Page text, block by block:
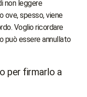
non leggere
spesso, viene
Voglio ricordare
può essere annullato
per firmarlo a